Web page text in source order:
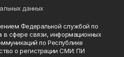
данных
Федеральной службой по
в сфере связи, информационных
по Республике
о регистрации СМИ: ПИ